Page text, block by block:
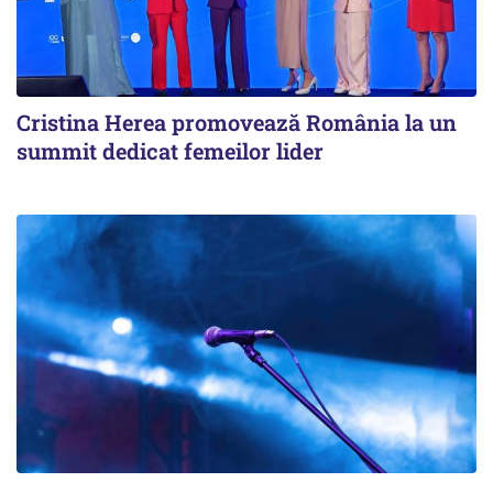
Cristina Herea promovează România la un
summit dedicat femeilor lider